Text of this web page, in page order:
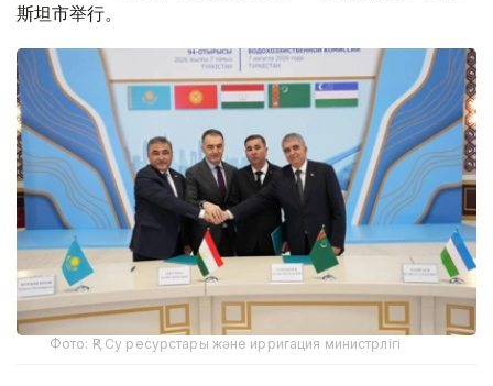
斯坦市举行。
Фото: ҚР Су ресурстары және ирригация министрлігі